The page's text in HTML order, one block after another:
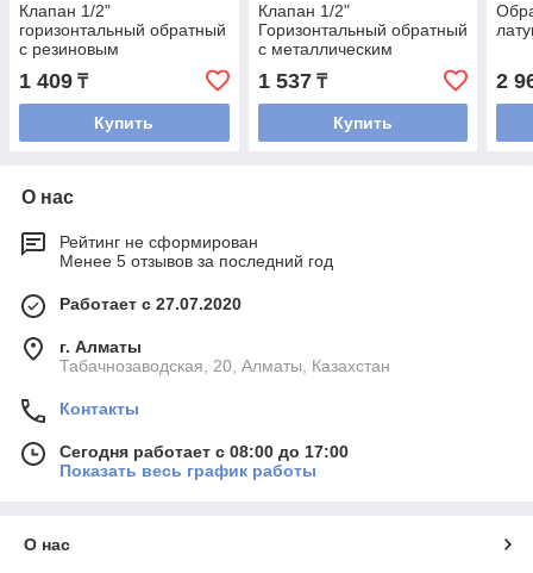
Клапан 1/2"
горизонтальный обратный
с резиновым
уплотнителем Varmega
1 409 ₸
Купить
Клапан 1/2"
Горизонтальный обратный
с металлическим
уплотнением Varmega
1 537₸
Купить
2
О нас
Рейтинг не сформирован
Менее 5 отзывов за последний год
Работает с 27.07.2020
г. Алматы
Табачнозаводская, 20, Алматы, Казахстан
Контакты
Сегодня работает с 08:00 до 17:00
Показать весь график работы
О нас